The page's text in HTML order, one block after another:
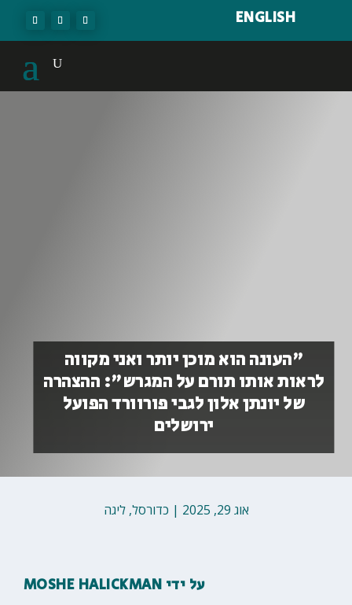
ENGLISH
"העונה הוא מוכן יותר ואני מקווה
לראות אותו תורם על המגרש": ההצהרה
של יונתן אלון לגבי פורוורד הפועל
ירושלים
אוג 29, 2025 | כדורסל,ליגה
על ידי MOSHE HALICKMAN